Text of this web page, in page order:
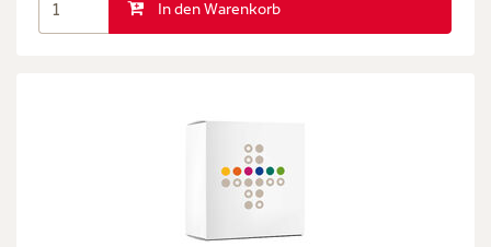
In den Warenkorb